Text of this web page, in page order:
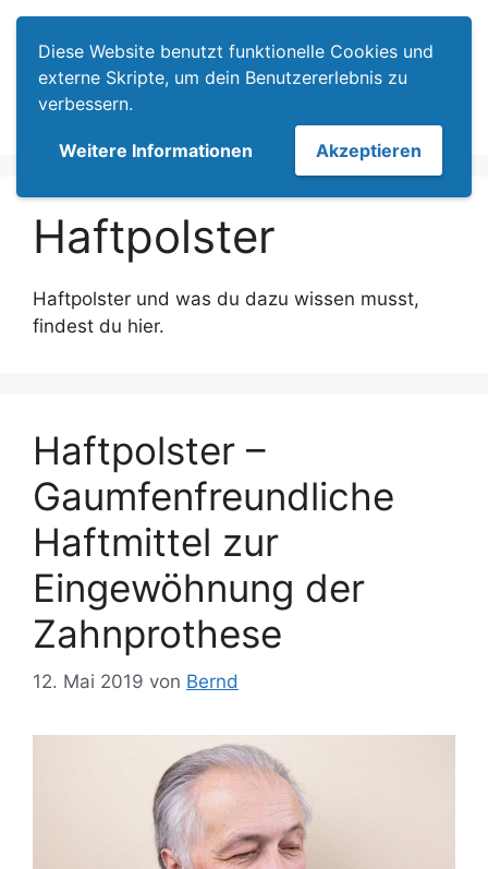
Diese Website benutzt funktionelle Cookies und
externe Skripte, um dein Benutzererlebnis zu
verbessern.
Weitere Informationen Akzeptieren
Zum
Inhalt
springen
Haftpolster
Haftpolster und was du dazu wissen musst,
findest du hier.
Haftpolster –
Gaumfenfreundliche
Haftmittel zur
Eingewöhnung der
Zahnprothese
12. Mai 2019 von Bernd